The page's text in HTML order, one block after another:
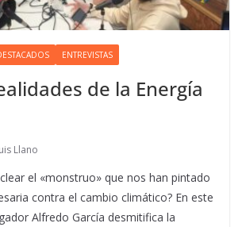
ENTREVISTAS
de la Energía
Llano
el «monstruo» que nos han pintado
contra el cambio climático? En este
Alfredo García desmitifica la